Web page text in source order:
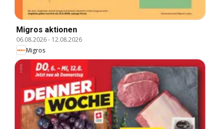
Migros aktionen
06.08.2026- 12.08.2026
Migros